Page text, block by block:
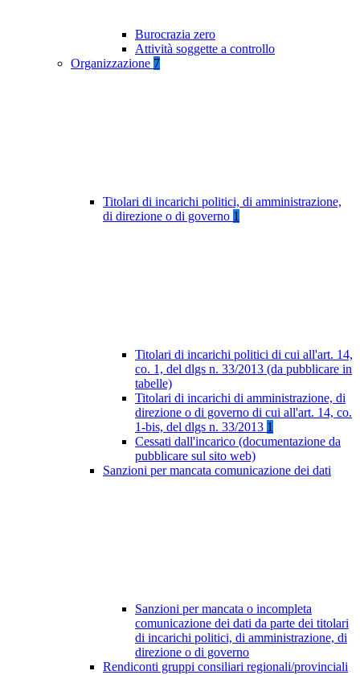
Burocrazia zero
Attività soggette a controllo
Organizzazione 7
Titolari di incarichi politici, di amministrazione,
di direzione o di governo 1
Titolari di incarichi politici di cui all'art. 14,
co. 1, del dlgs n. 33/2013 (da pubblicare in
tabelle)
Titolari di incarichi di amministrazione, di
direzione o di governo di cui all'art. 14, co.
1-bis, del dlgs n. 33/2013 1
Cessati dall'incarico (documentazione da
pubblicare sul sito web)
Sanzioni per mancata comunicazione dei dati
Sanzioni per mancata o incompleta
comunicazione dei dati da parte dei titolari
di incarichi politici, di amministrazione, di
direzione o di governo
Rendiconti gruppi consiliari regionali/provinciali